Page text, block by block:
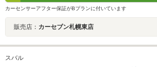
カーセンサーアフター保証がBプランに付いています
販売店： カーセブン札幌東店
スバル